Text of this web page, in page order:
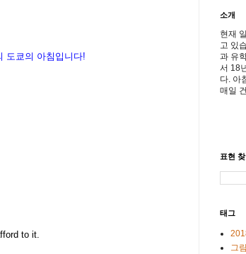
도쿄의 아침입니다!
to it.
소개
현재
고 있
과 유
서 18
다. 아
매일
표현
태그
그